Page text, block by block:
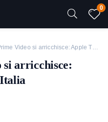
0
Video si arricchisce: Apple TV+ arriva in Italia
si arricchisce: